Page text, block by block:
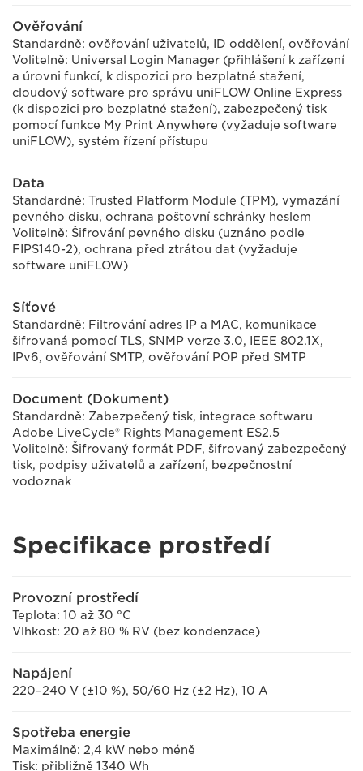
Ověřování
Standardně: ověřování uživatelů, ID oddělení, ověřování
Volitelně: Universal Login Manager (přihlášení k zařízení
a úrovni funkcí, k dispozici pro bezplatné stažení,
cloudový software pro správu uniFLOW Online Express
(k dispozici pro bezplatné stažení), zabezpečený tisk
pomocí funkce My Print Anywhere (vyžaduje software
uniFLOW), systém řízení přístupu
Data
Standardně: Trusted Platform Module (TPM), vymazání
pevného disku, ochrana poštovní schránky heslem
Volitelně: Šifrování pevného disku (uznáno podle
FIPS140-2), ochrana před ztrátou dat (vyžaduje
software uniFLOW)
Síťové
Standardně: Filtrování adres IP a MAC, komunikace
šifrovaná pomocí TLS, SNMP verze 3.0, IEEE 802.1X,
IPv6, ověřování SMTP, ověřování POP před SMTP
Document (Dokument)
Standardně: Zabezpečený tisk, integrace softwaru
Adobe LiveCycle® Rights Management ES2.5
Volitelně: Šifrovaný formát PDF, šifrovaný zabezpečený
tisk, podpisy uživatelů a zařízení, bezpečnostní
vodoznak
Specifikace prostředí
Provozní prostředí
Teplota: 10 až 30 °C
Vlhkost: 20 až 80 % RV (bez kondenzace)
Napájení
220–240 V (±10 %), 50/60 Hz (±2 Hz), 10 A
Spotřeba energie
Maximálně: 2,4 kW nebo méně
Tisk: přibližně 1340 Wh